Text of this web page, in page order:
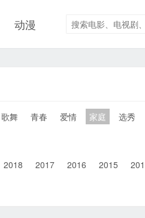
动漫
歌舞 青春 爱情 家庭
选秀
2018 2017 2016 2015